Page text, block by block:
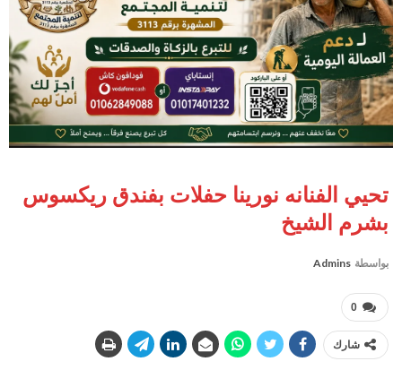
تحيي الفنانه نورينا حفلات بفندق ريكسوس
بشرم الشيخ
بواسطة Admins
0
شارك